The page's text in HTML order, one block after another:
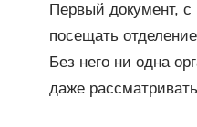
Первый документ,
посещать
Без него ни одна
даже